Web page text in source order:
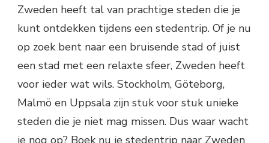
Zweden heeft tal van prachtige steden die je
kunt ontdekken tijdens een stedentrip. Of je nu
op zoek bent naar een bruisende stad of juist
een stad met een relaxte sfeer, Zweden heeft
voor ieder wat wils. Stockholm, Göteborg,
Malmö en Uppsala zijn stuk voor stuk unieke
steden die je niet mag missen. Dus waar wacht